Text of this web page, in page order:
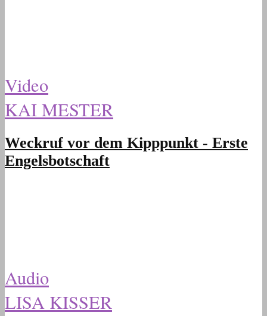
Video
KAI MESTER
Weckruf vor dem Kipppunkt - Erste
Engelsbotschaft
Audio
LISA KISSER